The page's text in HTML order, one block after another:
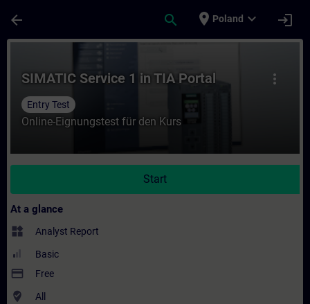
arrow_back search place Poland expand_more login
Course - SIMATIC Service 1 in TIA
more_vert
SIMATIC Service 1 in TIA Portal
Entry Test
Online-Eignungstest für den Kurs
Start
At a glance
widgets Analyst Report
Basic
payment Free
where_to_vote All